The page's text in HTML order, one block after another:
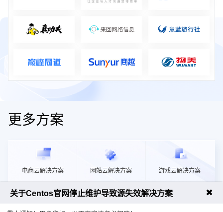
更多方案
电商云解决方案 网站云解决方案 游戏云解决方案
关于Centos官网停止维护导致源失效解决方案 ✖